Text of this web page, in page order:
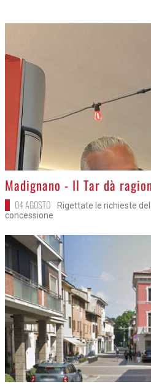
>Madignano - Il Tar dà
04 AGOSTO
Rigettate le richieste
concessione